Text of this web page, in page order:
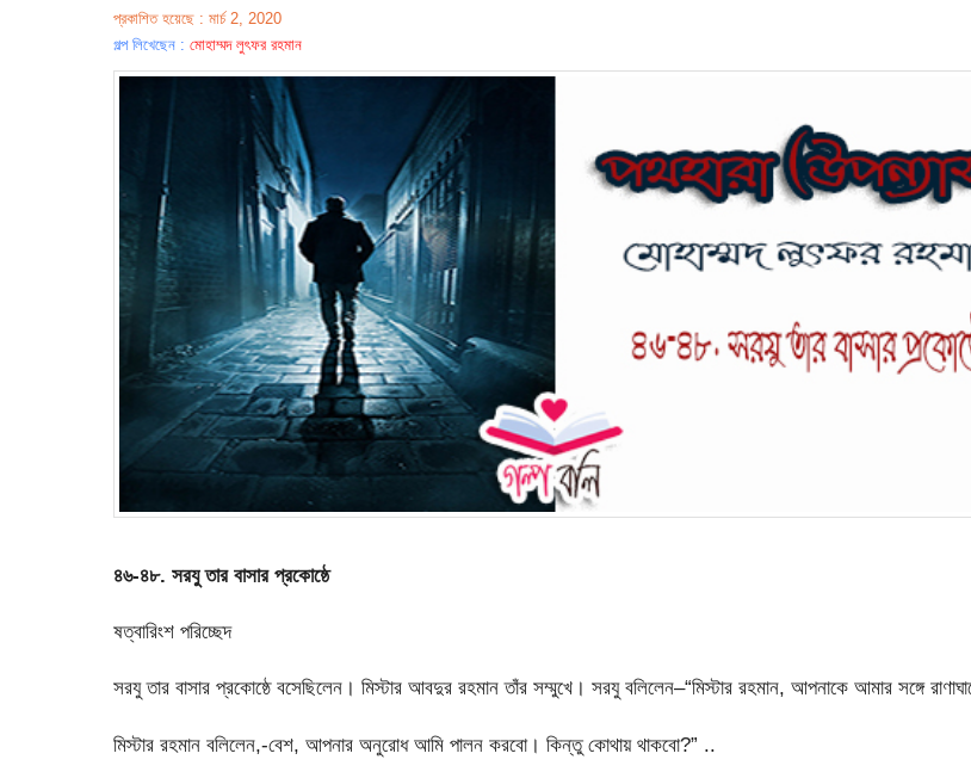
প্রকাশিত হয়েছে : মার্চ 2, 2020
গল্প লিখেছেন : মোহাম্মদ লুৎফর রহমান
৪৬-৪৮. সরযু তার বাসার প্রকোষ্ঠে
ষত্বারিংশ পরিচ্ছেদ
সরযু তার বাসার প্রকোষ্ঠে বসেছিলেন। মিস্টার আবদুর রহমান তাঁর সম্মুখে। সরযু বলিলেন–“মিস্টার রহমান, আপনাকে আমার সঙ্গে
মিস্টার রহমান বলিলেন,-বেশ, আপনার অনুরোধ আমি পালন করবো। কিন্তু কোথায় থাকবো?” ..